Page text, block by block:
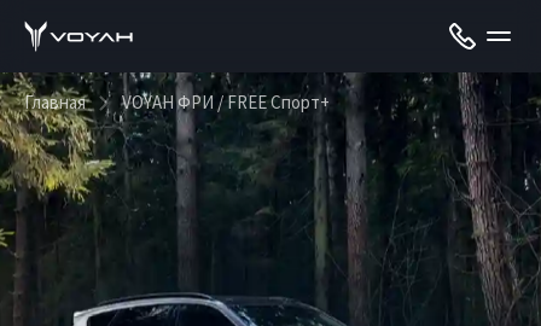
Главная VOYAH ФРИ / FREE Спорт+